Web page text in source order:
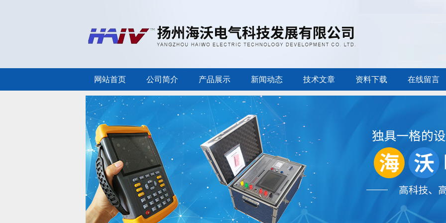
网站首页 公司简介 产品展示 新闻动态 技术文章 资料下载 在线留言